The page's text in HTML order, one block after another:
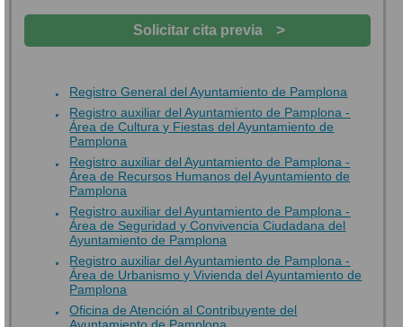
Solicitar cita previa >
Registro General del Ayuntamiento de Pamplona
Registro auxiliar del Ayuntamiento de Pamplona -
Área de Cultura y Fiestas del Ayuntamiento de
Pamplona
Registro auxiliar del Ayuntamiento de Pamplona -
Área de Recursos Humanos del Ayuntamiento de
Pamplona
Registro auxiliar del Ayuntamiento de Pamplona -
Área de Seguridad y Convivencia Ciudadana del
Ayuntamiento de Pamplona
Registro auxiliar del Ayuntamiento de Pamplona -
Área de Urbanismo y Vivienda del Ayuntamiento de
Pamplona
Oficina de Atención al Contribuyente del